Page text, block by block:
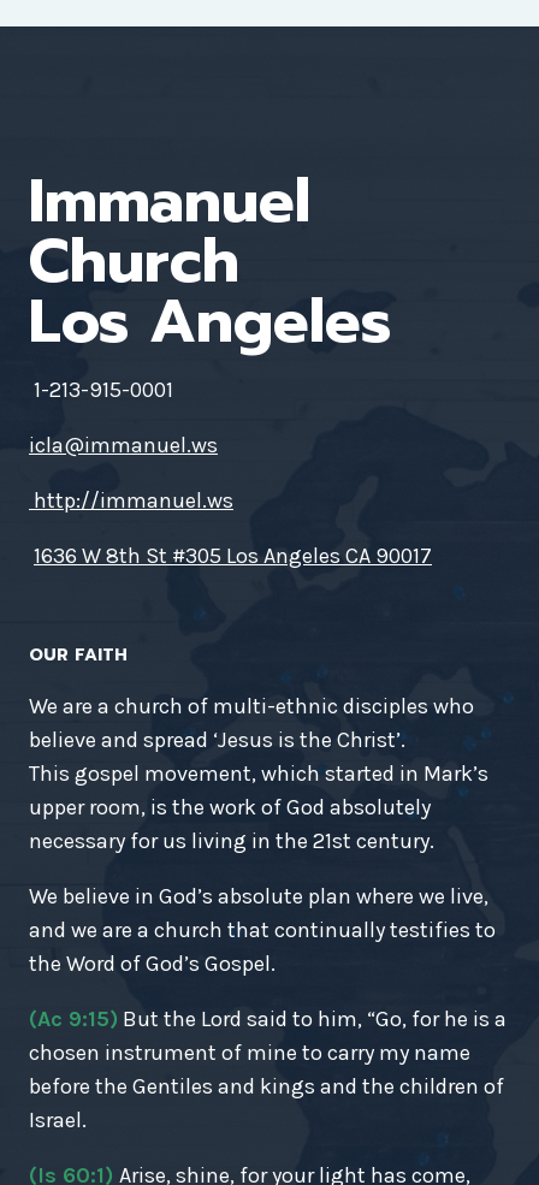
Immanuel
Church
Los Angeles
1-213-915-0001
icla@immanuel.ws
http://immanuel.ws
1636 W 8th St #305 Los Angeles CA 90017
OUR FAITH
We are a church of multi-ethnic disciples who
believe and spread ‘Jesus is the Christ’.
This gospel movement, which started in Mark’s
upper room, is the work of God absolutely
necessary for us living in the 21st century.
We believe in God’s absolute plan where we live,
and we are a church that continually testifies to
the Word of God’s Gospel.
(Ac 9:15) But the Lord said to him, “Go, for he is a
chosen instrument of mine to carry my name
before the Gentiles and kings and the children of
Israel.
(Is 60:1) Arise, shine, for your light has come,